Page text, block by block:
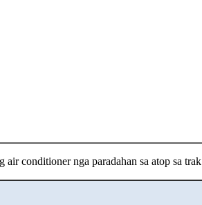
air conditioner nga paradahan sa atop sa trak